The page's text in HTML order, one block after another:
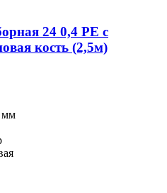
24 0,4 PE с
кость (2,5м)
мм